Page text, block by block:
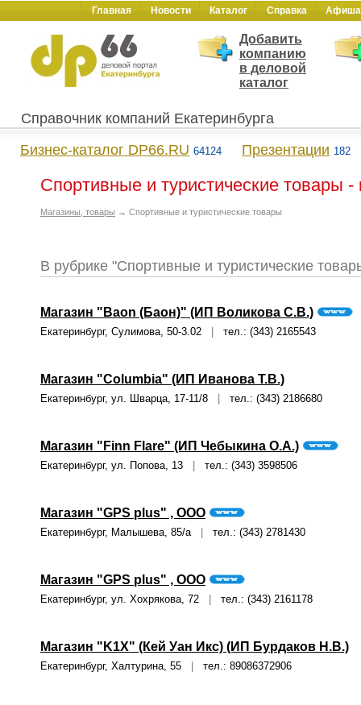
Главная Новости Каталог Справка Афиша
Добавить
компанию
в деловой
каталог
Справочник компаний Екатеринбурга
Бизнес-каталог DP66.RU 64124 Презентации 182
Спортивные и туристические товары -
Магазины, товары → Спортивные и туристические товары
В рубрике "Спортивные и туристические
Магазин "Baon (Баон)" (ИП Воликова С.В.)
Екатеринбург, Сулимова, 50-3.02 тел.: (343) 2165543
Магазин "Columbia" (ИП Иванова Т.В.)
Екатеринбург, ул. Шварца, 17-11/8 тел.: (343) 2186680
Магазин "Finn Flare" (ИП Чебыкина О.А.)
Екатеринбург, ул. Попова, 13 тел.: (343) 3598506
Магазин "GPS plus" , ООО
Екатеринбург, Малышева, 85/а тел.: (343) 2781430
Магазин "GPS plus" , ООО
Екатеринбург, ул. Хохрякова, 72 тел.: (343) 2161178
Магазин "K1X" (Кей Уан Икс) (ИП Бурдаков Н.В.)
Екатеринбург, Халтурина, 55 тел.: 89086372906